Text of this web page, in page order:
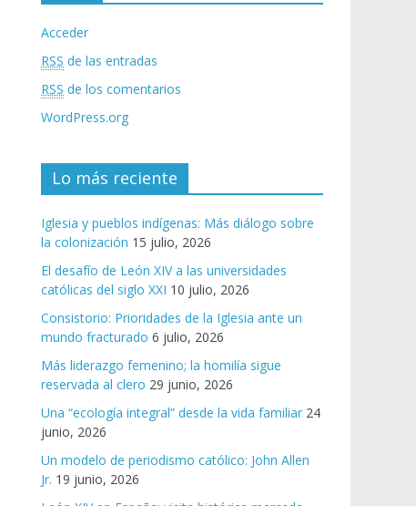
Acceder
RSS de las entradas
RSS de los comentarios
WordPress.org
Lo más reciente
Iglesia y pueblos indígenas: Más diálogo sobre
la colonización 15 julio, 2026
El desafío de León XIV a las universidades
católicas del siglo XXI 10 julio, 2026
Consistorio: Prioridades de la Iglesia ante un
mundo fracturado 6 julio, 2026
Más liderazgo femenino; la homilía sigue
reservada al clero 29 junio, 2026
Una “ecología integral” desde la vida familiar 24
junio, 2026
Un modelo de periodismo católico: John Allen
Jr. 19 junio, 2026